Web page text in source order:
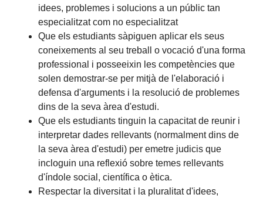
idees, problemes i solucions a un públic tan
especialitzat com no especialitzat
Que els estudiants sàpiguen aplicar els seus
coneixements al seu treball o vocació d'una forma
professional i posseeixin les competències que
solen demostrar-se per mitjà de l'elaboració i
defensa d'arguments i la resolució de problemes
dins de la seva àrea d'estudi.
Que els estudiants tinguin la capacitat de reunir i
interpretar dades rellevants (normalment dins de
la seva àrea d'estudi) per emetre judicis que
incloguin una reflexió sobre temes rellevants
d'índole social, científica o ètica.
Respectar la diversitat i la pluralitat d'idees,